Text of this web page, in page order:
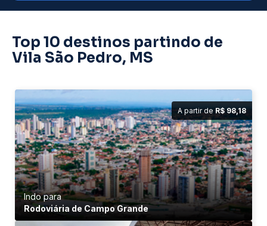
Top 10 destinos partindo de
Vila São Pedro, MS
A partir de R$ 98,18
Indo para
Rodoviária de Campo Grande